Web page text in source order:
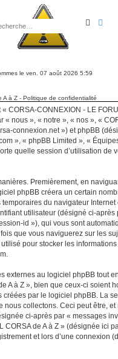
a
n
c
é
e
le ven. 07 août 2026 5:59
A à Z - Politique de confidentialité
CORSA-CONNEXION - LE
nous », « notre », « nos », «
connexion.net ») et phpBB
», « phpBB Limited », «
quelle session d’utilisation de
Premièrement, en
phpBB créera un certain
du navigateur
utilisateur (désigné ci-
id »), qui vous sont
que vous naviguerez sur les
utilisé pour stocker les
externes au logiciel phpBB tout
A à Z », bien que ceux-ci soient
par le logiciel phpBB. La
nous collectons. Ceci peut être,
ci-après par « messages
CORSA de A à Z » (désignée ici
et lors d’une connexion